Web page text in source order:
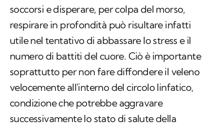
soccorsi e disperare, per colpa del morso,
respirare in profondità può risultare infatti
utile nel tentativo di abbassare lo stress e il
numero di battiti del cuore. Ciò è importante
soprattutto per non fare diffondere il veleno
velocemente all'interno del circolo linfatico,
condizione che potrebbe aggravare
successivamente lo stato di salute della